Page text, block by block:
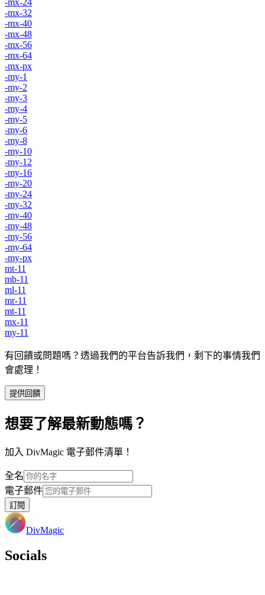
-mx-32
-mx-40
-mx-48
-mx-56
-mx-64
-mx-px
-my-1
-my-2
-my-3
-my-4
-my-5
-my-6
-my-8
-my-10
-my-12
-my-16
-my-20
-my-24
-my-32
-my-40
-my-48
-my-56
-my-64
-my-px
mt-11
mb-11
ml-11
mr-11
mt-11
mx-11
my-11
有回饋或問題嗎？透過我們的平台告訴我們，剩下的事情我們
會處理！
提供回饋
想要了解最新動態嗎？
加入 DivMagic 電子郵件清單！
全名
電子郵件
訂閱
DivMagic
Socials